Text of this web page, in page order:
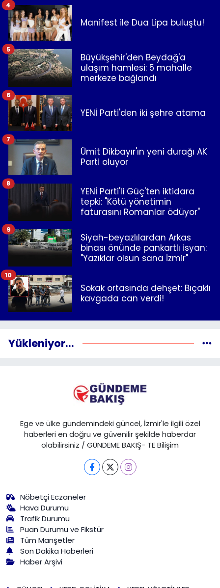
Manifest ile Dua Lipa buluştu!
4
Büyükşehir'den Beydağ'a
ulaşım hamlesi: 5 mahalle
merkeze bağlandı
5
YENİ Parti'den iki şehre atama
6
Ümit Dikbayır'ın yeni durağı AK
Parti oluyor
7
YENİ Parti'li Güç'ten iktidara
tepki: "Kötü yönetimin
faturasını Romanlar ödüyor"
8
Siyah-beyazlılardan Arkas
binası önünde pankartlı isyan:
"Yazıklar olsun sana İzmir"
9
Sokak ortasında dehşet: Bıçaklı
kavgada can verdi!
10
Yükleniyor...
Ege ve ülke gündemindeki güncel, İzmir'le ilgili özel
haberleri en doğru ve güvenilir şekilde haberdar
olabilirsiniz / GÜNDEME BAKIŞ- TE Bilişim
Nöbetçi Eczaneler
Hava Durumu
Trafik Durumu
Puan Durumu ve Fikstür
Tüm Manşetler
Son Dakika Haberleri
Haber Arşivi